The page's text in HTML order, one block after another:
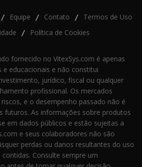
/ Equipe / Contato / Termos de Uso
/ Política de Cookies
fornecido no VitexSys.com é apenas
educacionais e não constitui
jurídico, fiscal ou qualquer
profissional. Os mercados
e o desempenho passado não é
futuros. As informações sobre produtos
em dados públicos e estão sujeitas a
e seus colaboradores não são
perdas ou danos resultantes do uso
Consulte sempre um